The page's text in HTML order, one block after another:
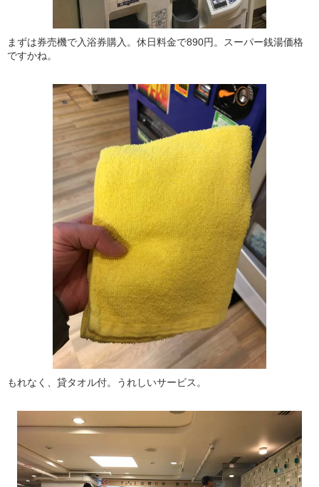
まずは券売機で入浴券購入。休日料金で890円。スーパー銭湯価格
ですかね。
もれなく、貸タオル付。うれしいサービス。